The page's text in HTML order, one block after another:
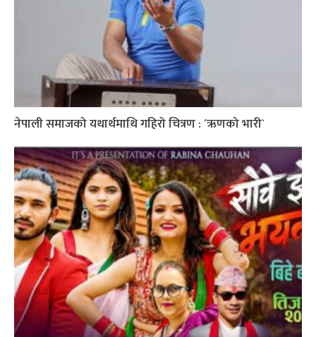
नेपाली समाजको यथार्थमाथि गहिरो चित्रण : ´ऋणको भारी`